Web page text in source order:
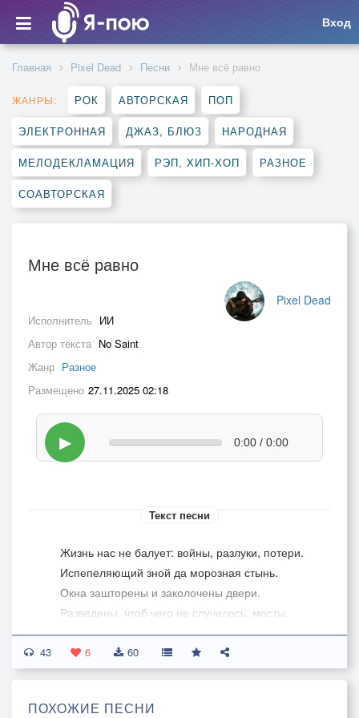
Вход
Главная Pixel Dead Песни Мне всё равно
ЖАНРЫ: РОК АВТОРСКАЯ ПОП
ЭЛЕКТРОННАЯ ДЖАЗ, БЛЮЗ НАРОДНАЯ
МЕЛОДЕКЛАМАЦИЯ РЭП, ХИП-ХОП РАЗНОЕ
СОАВТОРСКАЯ
Мне всё равно
Pixel Dead
Исполнитель ИИ
Автор текста No Saint
Жанр Разное
Размещено 27.11.2025 02:18
▶ 0:00 / 0:00
Текст песни
Жизнь нас не балует: войны, разлуки, потери.
Испепеляющий зной да морозная стынь.
Окна зашторены и заколочены двери.
Разведены, чтоб чего не случилось, мосты.
Судьбы – одежда, надетая не по погоде.
Заперт на ключ электронный заветный Сезам.
Чистосердечию саван пошили по моде,
Гонит ветер - каюр спам осенний листвы по
43 6 60
ПОХОЖИЕ ПЕСНИ